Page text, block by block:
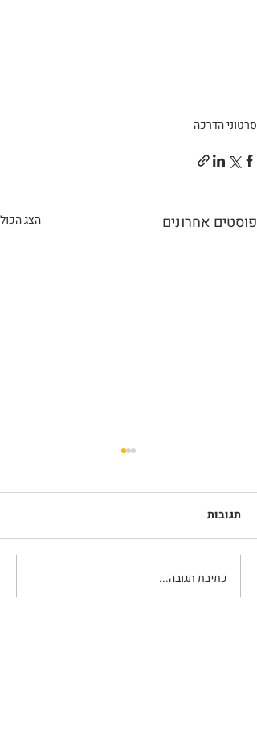
סרטוני הדרכה
פוסטים אחרונים הצג הכול
הטעות הכי גדולה של כל מי
תגובות
כתיבת תגובה...